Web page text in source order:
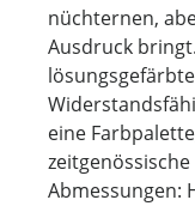
nüchternen,
Ausdruck
eine
Abmessungen: